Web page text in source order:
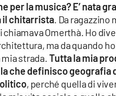
per la musica? E’ nata
il chitarrista. Da ragazzino
chiamava Omerthà. Ho
ma da quando
strada. Tutta la mia
che definisco geografia
, perché quella di